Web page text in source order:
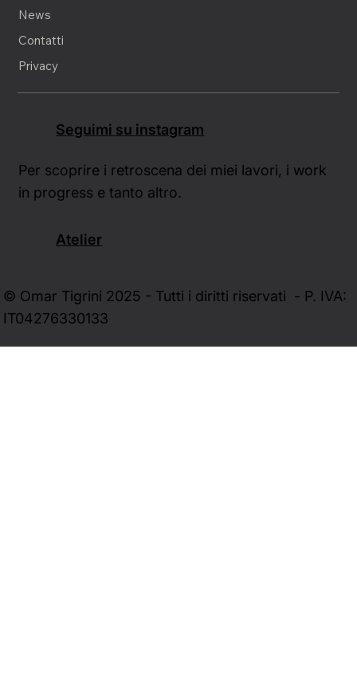
News
Contatti
Privacy
Seguimi su instagram
Per scoprire i retroscena dei miei lavori, i work
in progress e tanto altro.
Atelier
© Omar Tigrini 2025 - Tutti i diritti riservati - P. IVA:
IT04276330133